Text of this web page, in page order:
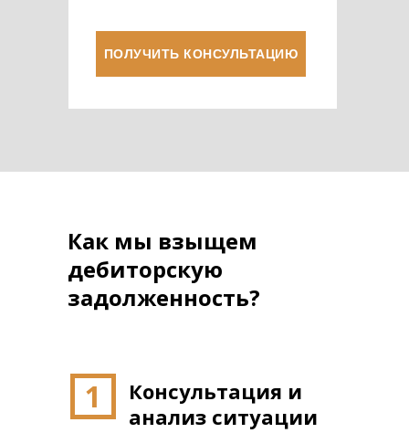
ПОЛУЧИТЬ КОНСУЛЬТАЦИЮ
Как мы взыщем
дебиторскую
задолженность?
1
Консультация и
анализ ситуации